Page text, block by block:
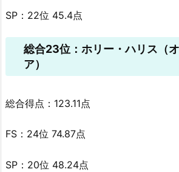
SP：22位 45.4点
総合23位：ホリー・ハリス（
ア）
総合得点：123.11点
FS：24位 74.87点
SP：20位 48.24点